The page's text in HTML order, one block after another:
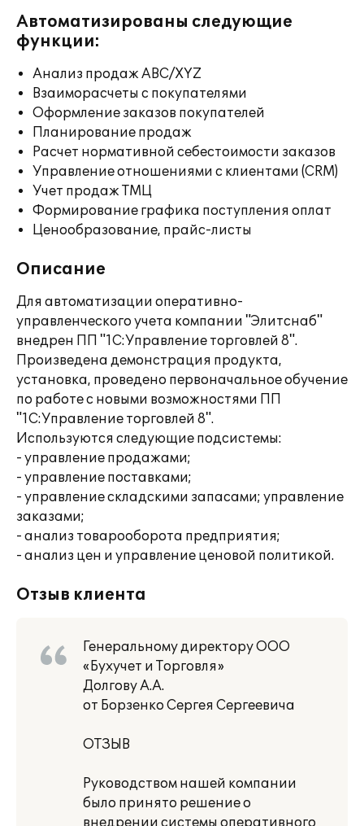
Автоматизированы следующие
функции:
Анализ продаж ABC/XYZ
Взаиморасчеты с покупателями
Оформление заказов покупателей
Планирование продаж
Расчет нормативной себестоимости заказов
Управление отношениями с клиентами (CRM)
Учет продаж ТМЦ
Формирование графика поступления оплат
Ценообразование, прайс-листы
Описание
Для автоматизации оперативно-
управленческого учета компании "Элитснаб"
внедрен ПП "1С:Управление торговлей 8".
Произведена демонстрация продукта,
установка, проведено первоначальное обучение
по работе с новыми возможностями ПП
"1С:Управление торговлей 8".
Используются следующие подсистемы:
- управление продажами;
- управление поставками;
- управление складскими запасами; управление
заказами;
- анализ товарооборота предприятия;
- анализ цен и управление ценовой политикой.
Отзыв клиента
Генеральному директору ООО
«Бухучет и Торговля»
Долгову А.А.
от Борзенко Сергея Сергеевича
ОТЗЫВ
Руководством нашей компании
было принято решение о
внедрении системы оперативного